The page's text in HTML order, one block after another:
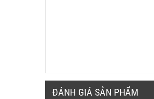
ĐÁNH GIÁ SẢN PHẨM